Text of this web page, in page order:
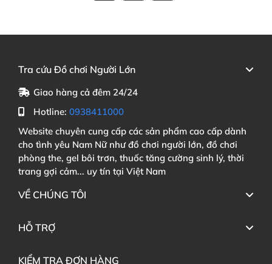
Tra cứu Đồ chơi Người Lớn
Giao hàng cả đêm 24/24
Hotline: 0938411000
Website chuyên cung cấp các sản phẩm cao cấp dành
cho tình yêu Nam Nữ như đồ chơi người lớn, đồ chơi
phòng the, gel bôi trơn, thuốc tăng cường sinh lý, thời
trang gợi cảm... uy tín tại Việt Nam
VỀ CHÚNG TÔI
HỖ TRỢ
KIỂM TRA ĐƠN HÀNG